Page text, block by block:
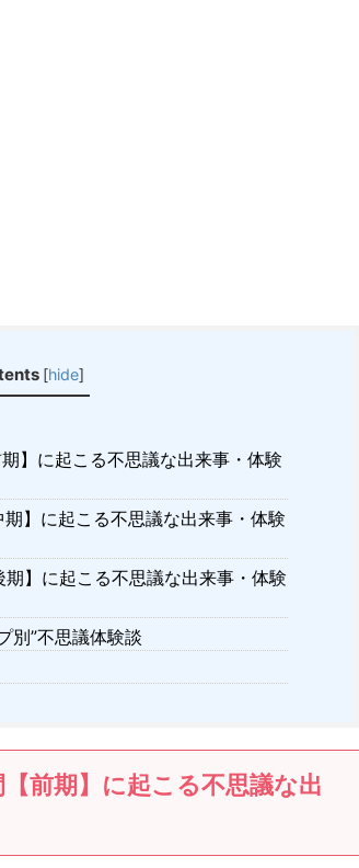
[hide]
】に起こる不思議な出来事・体験
】に起こる不思議な出来事・体験
】に起こる不思議な出来事・体験
別”不思議体験談
前期】 に起こる不思議な出